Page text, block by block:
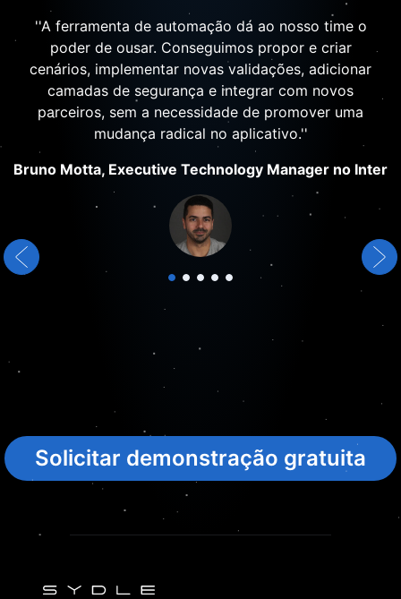
''A ferramenta de automação dá ao nosso time o
poder de ousar. Conseguimos propor e criar
cenários, implementar novas validações, adicionar
camadas de segurança e integrar com novos
parceiros, sem a necessidade de promover uma
mudança radical no aplicativo.''
Bruno Motta, Executive Technology Manager no Inter
Solicitar demonstração gratuita